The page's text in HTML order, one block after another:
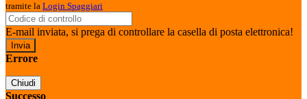
tramite la Login Spaggiari
E-mail inviata, si prega di controllare la casella di posta elettronica!
Errore
Chiudi
Successo